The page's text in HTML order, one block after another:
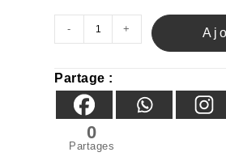
- +
Partage :
0
Partages